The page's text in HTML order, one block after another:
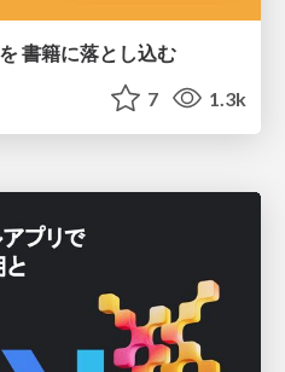
書籍に落とし込む
7 1.3k